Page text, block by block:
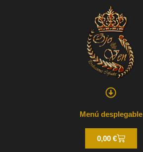
Menú desplegable
0,00 €